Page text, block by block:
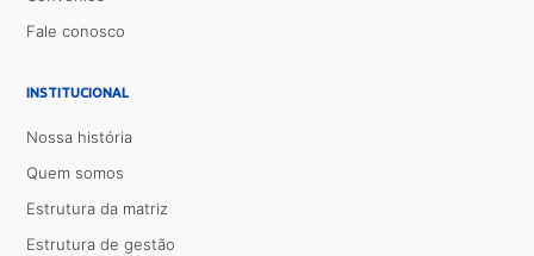
Fale conosco
INSTITUCIONAL
Nossa história
Quem somos
Estrutura da matriz
Estrutura de gestão